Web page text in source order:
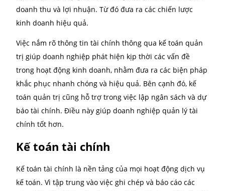
Kế toán thuế là một trong những dịch vụ kế toán
tuân thủ các quy định về thuế. Từ đó đảm bảo rằng
nộp đủ và đúng hạn các loại thuế như thuế giá trị
tăng (VAT), thuế thu nhập doanh nghiệp (TNDN) và
loại thuế khác.
Sử dụng dịch vụ kế toán thuế giúp doanh nghiệp
gia kế toán sẽ hỗ trợ doanh nghiệp trong việc lập
cáo thuế, kiểm tra và rà soát các khoản thuế phải
Từ đó giảm thiểu sai sót có thể xảy ra.